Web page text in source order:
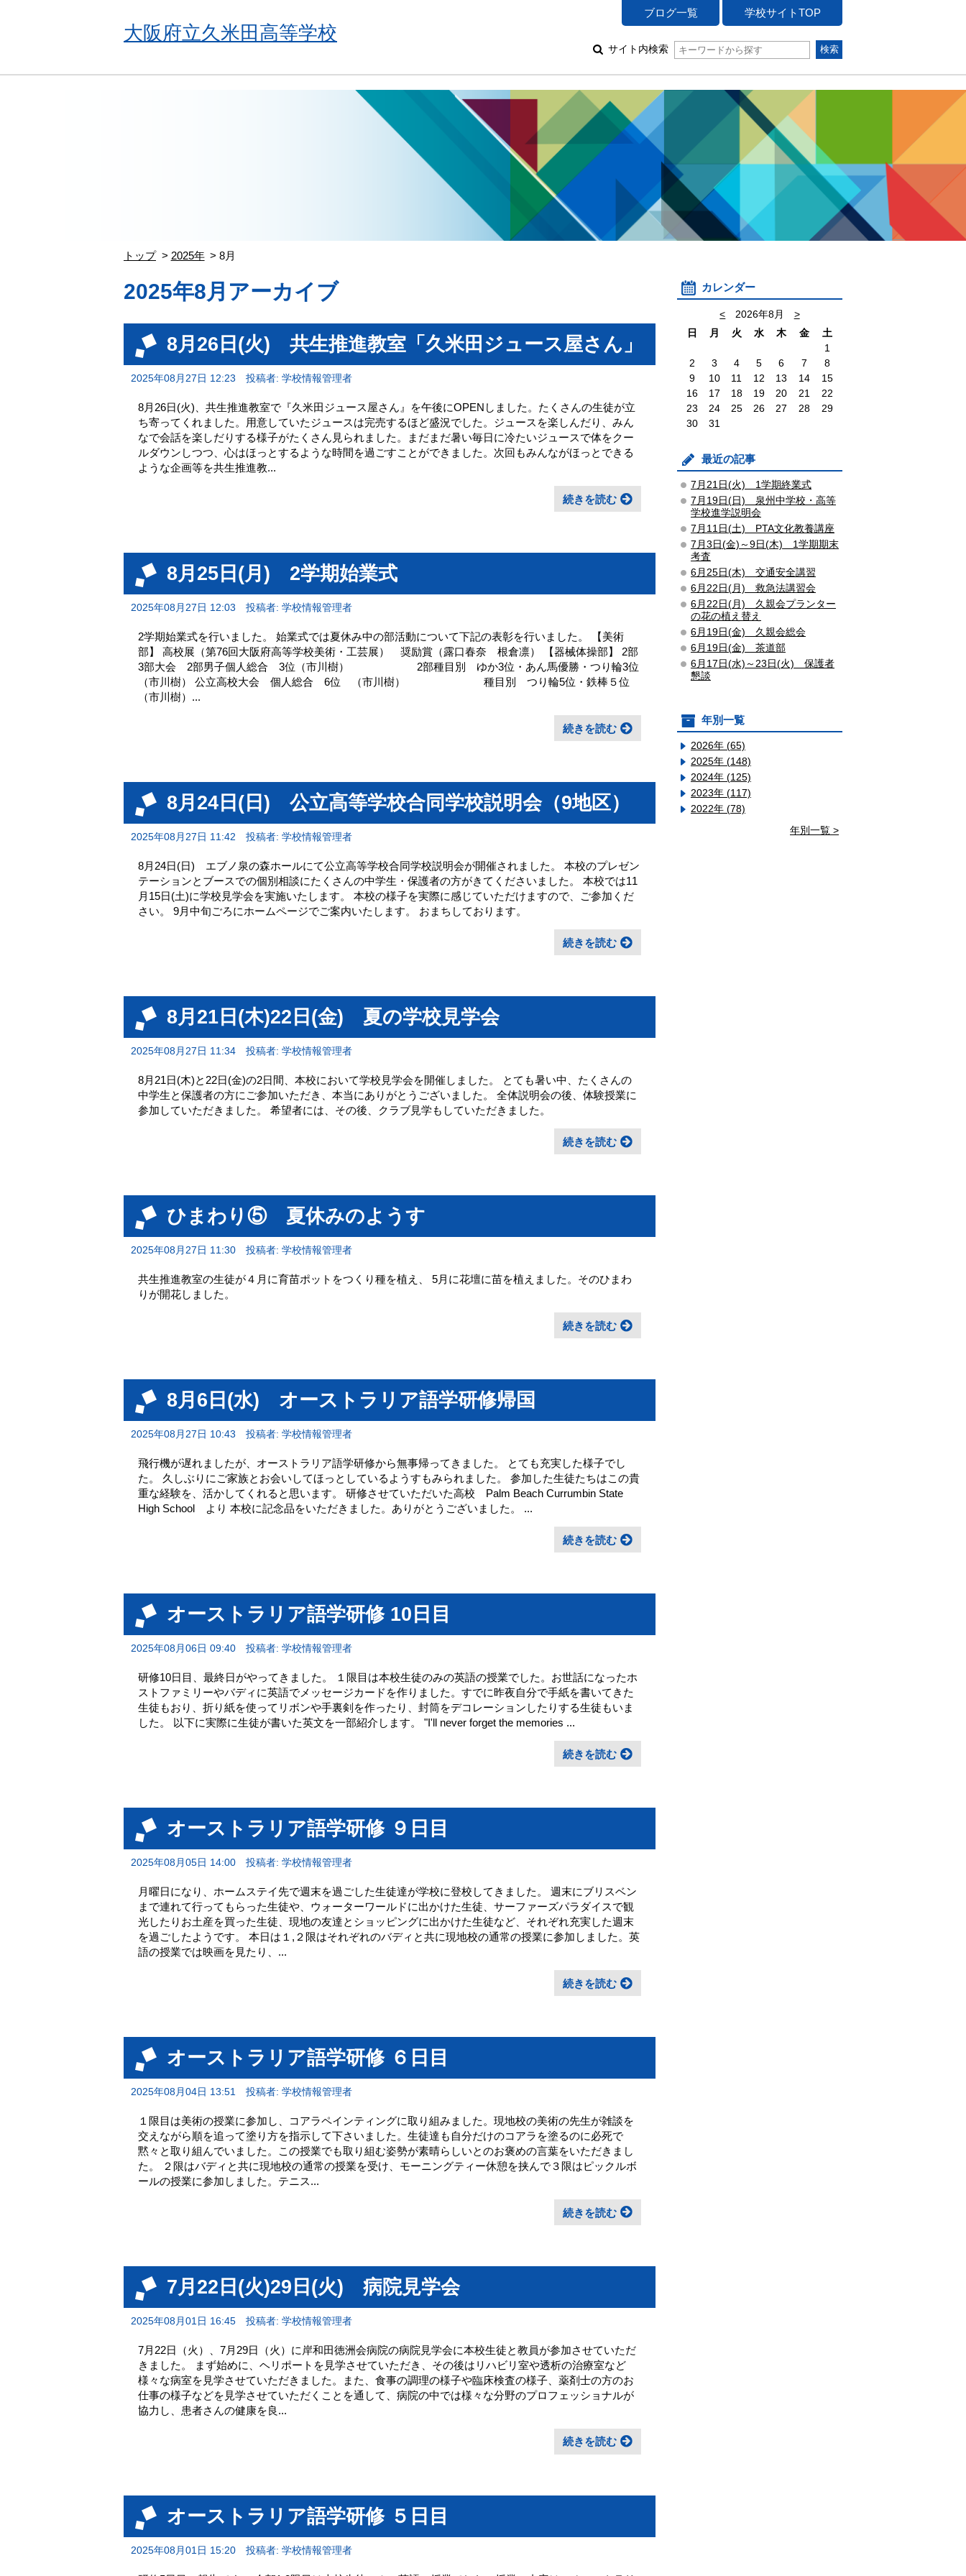
大阪府立久米田高等学校
ブログ一覧 学校サイトTOP
サイト内検索
トップ 2025年 8月
2025年8月アーカイブ
8月26日(火) 共生推進教室「久米田ジュース屋さん」
2025年08月27日 12:23 投稿者: 学校情報管理者
8月26日(火)、共生推進教室で『久米田ジュース屋さん』を午後にOPENしました。たくさんの生徒が立
ち寄ってくれました。用意していたジュースは完売するほど盛況でした。ジュースを楽しんだり、みん
なで会話を楽しだりする様子がたくさん見られました。まだまだ暑い毎日に冷たいジュースで体をクー
ルダウンしつつ、心はほっとするような時間を過ごすことができました。次回もみんながほっとできる
ような企画等を共生推進教...
続きを読む
8月25日(月) 2学期始業式
2025年08月27日 12:03 投稿者: 学校情報管理者
2学期始業式を行いました。 始業式では夏休み中の部活動について下記の表彰を行いました。 【美術
部】 高校展（第76回大阪府高等学校美術・工芸展） 奨励賞（露口春奈 根倉凛） 【器械体操部】 2部
3部大会 2部男子個人総合 3位（市川樹） 2部種目別 ゆか3位・あん馬優勝・つり輪3位
（市川樹） 公立高校大会 個人総合 6位 （市川樹） 種目別 つり輪5位・鉄棒５位
（市川樹）...
続きを読む
8月24日(日) 公立高等学校合同学校説明会（9地区）
2025年08月27日 11:42 投稿者: 学校情報管理者
8月24日(日) エブノ泉の森ホールにて公立高等学校合同学校説明会が開催されました。 本校のプレゼン
テーションとブースでの個別相談にたくさんの中学生・保護者の方がきてくださいました。 本校では11
月15日(土)に学校見学会を実施いたします。 本校の様子を実際に感じていただけますので、ご参加くだ
さい。 9月中旬ごろにホームページでご案内いたします。 おまちしております。
続きを読む
8月21日(木)22日(金) 夏の学校見学会
2025年08月27日 11:34 投稿者: 学校情報管理者
8月21日(木)と22日(金)の2日間、本校において学校見学会を開催しました。 とても暑い中、たくさんの
中学生と保護者の方にご参加いただき、本当にありがとうございました。 全体説明会の後、体験授業に
参加していただきました。 希望者には、その後、クラブ見学もしていただきました。
続きを読む
ひまわり⑤ 夏休みのようす
2025年08月27日 11:30 投稿者: 学校情報管理者
共生推進教室の生徒が４月に育苗ポットをつくり種を植え、 5月に花壇に苗を植えました。そのひまわ
りが開花しました。
続きを読む
8月6日(水) オーストラリア語学研修帰国
2025年08月27日 10:43 投稿者: 学校情報管理者
飛行機が遅れましたが、オーストラリア語学研修から無事帰ってきました。 とても充実した様子でし
た。 久しぶりにご家族とお会いしてほっとしているようすもみられました。 参加した生徒たちはこの貴
重な経験を、活かしてくれると思います。 研修させていただいた高校 Palm Beach Currumbin State
High School より 本校に記念品をいただきました。ありがとうございました。 ...
続きを読む
オーストラリア語学研修 10日目
2025年08月06日 09:40 投稿者: 学校情報管理者
研修10日目、最終日がやってきました。 １限目は本校生徒のみの英語の授業でした。お世話になったホ
ストファミリーやバディに英語でメッセージカードを作りました。すでに昨夜自分で手紙を書いてきた
生徒もおり、折り紙を使ってリボンや手裏剣を作ったり、封筒をデコレーションしたりする生徒もいま
した。 以下に実際に生徒が書いた英文を一部紹介します。 "I'll never forget the memories ...
続きを読む
オーストラリア語学研修 ９日目
2025年08月05日 14:00 投稿者: 学校情報管理者
月曜日になり、ホームステイ先で週末を過ごした生徒達が学校に登校してきました。 週末にブリスベン
まで連れて行ってもらった生徒や、ウォーターワールドに出かけた生徒、サーファーズパラダイスで観
光したりお土産を買った生徒、現地の友達とショッピングに出かけた生徒など、それぞれ充実した週末
を過ごしたようです。 本日は１,２限はそれぞれのバディと共に現地校の通常の授業に参加しました。英
語の授業では映画を見たり、...
続きを読む
オーストラリア語学研修 ６日目
2025年08月04日 13:51 投稿者: 学校情報管理者
１限目は美術の授業に参加し、コアラペインティングに取り組みました。現地校の美術の先生が雑談を
交えながら順を追って塗り方を指示して下さいました。生徒達も自分だけのコアラを塗るのに必死で
黙々と取り組んでいました。この授業でも取り組む姿勢が素晴らしいとのお褒めの言葉をいただきまし
た。 ２限はバディと共に現地校の通常の授業を受け、モーニングティー休憩を挟んで３限はピックルボ
ールの授業に参加しました。テニス...
続きを読む
7月22日(火)29日(火) 病院見学会
2025年08月01日 16:45 投稿者: 学校情報管理者
7月22日（火）、7月29日（火）に岸和田徳洲会病院の病院見学会に本校生徒と教員が参加させていただ
きました。 まず始めに、ヘリポートを見学させていただき、その後はリハビリ室や透析の治療室など
様々な病室を見学させていただきました。また、食事の調理の様子や臨床検査の様子、薬剤士の方のお
仕事の様子などを見学させていただくことを通して、病院の中では様々な分野のプロフェッショナルが
協力し、患者さんの健康を良...
続きを読む
オーストラリア語学研修 ５日目
2025年08月01日 15:20 投稿者: 学校情報管理者
カレンダー
< 2026年8月
>
日
月 火 水 木 金
土
1
2
3 4 5 6 7
8
9
10 11 12 13 14
15
16
17 18 19 20 21
22
23
24 25 26 27 28
29
30
31
最近の記事
7月21日(火) 1学期終業式
7月19日(日) 泉州中学校・高等
学校進学説明会
7月11日(土) PTA文化教養講座
7月3日(金)～9日(木) 1学期期末
考査
6月25日(木) 交通安全講習
6月22日(月) 救急法講習会
6月22日(月) 久親会プランター
の花の植え替え
6月19日(金) 久親会総会
6月19日(金) 茶道部
6月17日(水)～23日(火) 保護者
懇談
年別一覧
2026年 (65)
2025年 (148)
2024年 (125)
2023年 (117)
2022年 (78)
年別一覧 >